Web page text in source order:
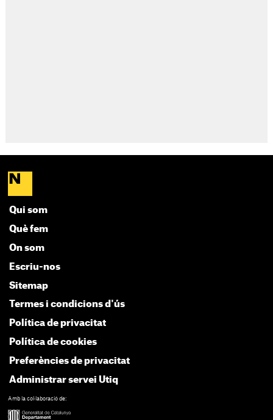
Qui som
Què fem
On som
Escriu-nos
Sitemap
Termes i condicions d'ús
Política de privacitat
Política de cookies
Preferències de privacitat
Administrar servei Utiq
Amb la col·laboració de: